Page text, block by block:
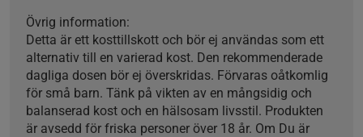
Övrig information:
Detta är ett kosttillskott och bör ej användas som ett
alternativ till en varierad kost. Den rekommenderade
dagliga dosen bör ej överskridas. Förvaras oåtkomlig
för små barn. Tänk på vikten av en mångsidig och
balanserad kost och en hälsosam livsstil. Produkten
är avsedd för friska personer över 18 år. Om Du är